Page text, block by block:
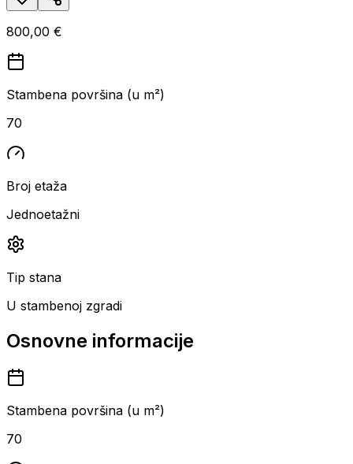
800,00 €
Stambena površina (u m²)
70
Broj etaža
Jednoetažni
Tip stana
U stambenoj zgradi
Osnovne informacije
Stambena površina (u m²)
70